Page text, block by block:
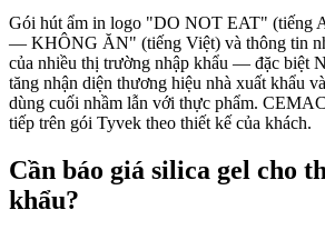
Gói hút ẩm in logo "DO NOT EAT" (tiếng
— KHÔNG ĂN" (tiếng Việt) và thông tin
của nhiều thị trường nhập khẩu — đặc biệt
tăng nhận diện thương hiệu nhà xuất khẩu
dùng cuối nhầm lẫn với thực phẩm.
tiếp trên gói Tyvek theo thiết kế của khách.
Cần báo giá silica gel cho
khẩu?